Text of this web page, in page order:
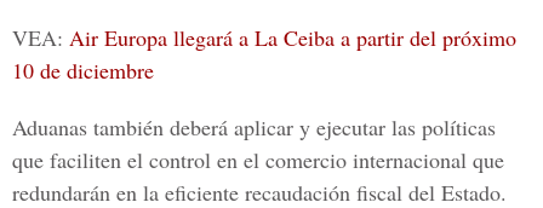
VEA: Air Europa llegará a La Ceiba a partir del próximo
10 de diciembre
Aduanas también deberá aplicar y ejecutar las políticas
que faciliten el control en el comercio internacional que
redundarán en la eficiente recaudación fiscal del Estado.